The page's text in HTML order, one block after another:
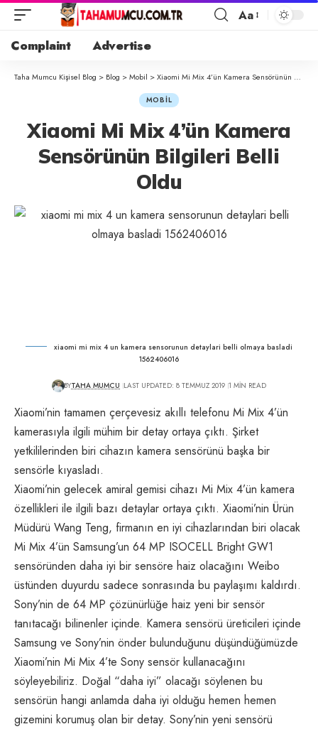
Aa
Complaint Advertise
Taha Mumcu Kişisel Blog > Blog >Mobil >Xiaomi Mi Mix 4’ün Kamera Sensörünün Bilgileri Belli Oldu
MOBIL
Xiaomi Mi Mix 4’ün Kamera
Sensörünün Bilgileri Belli
Oldu
xiaomi mi mix 4 un kamera sensorunun detaylari belli olmaya basladi
1562406016
BYTAHA MUMCU LAST UPDATED: 8 TEMMUZ 2019 1 MIN READ
Xiaomi’nin tamamen çerçevesiz akıllı telefonu Mi Mix 4’ün
kamerasıyla ilgili mühim bir detay ortaya çıktı. Şirket
yetkililerinden biri cihazın kamera sensörünü başka bir
sensörle kıyasladı.
Xiaomi’nin gelecek amiral gemisi cihazı Mi Mix 4’ün kamera
özellikleri ile ilgili bazı detaylar ortaya çıktı. Xiaomi’nin Ürün
Müdürü Wang Teng, firmanın en iyi cihazlarından biri olacak
Mi Mix 4’ün Samsung’un 64 MP ISOCELL Bright GW1
sensöründen daha iyi bir sensöre haiz olacağını Weibo
üstünden duyurdu sadece sonrasında bu paylaşımı kaldırdı.
Sony’nin de 64 MP çözünürlüğe haiz yeni bir sensör
tanıtacağı bilinenler içinde. Kamera sensörü üreticileri içinde
Samsung ve Sony’nin önder bulunduğunu düşündüğümüzde
Xiaomi’nin Mi Mix 4’te Sony sensör kullanacağını
söyleyebiliriz. Doğal “daha iyi” olacağı söylenen bu
sensörün hangi anlamda daha iyi olduğu hemen hemen
gizemini korumuş olan bir detay. Sony’nin yeni sensörü